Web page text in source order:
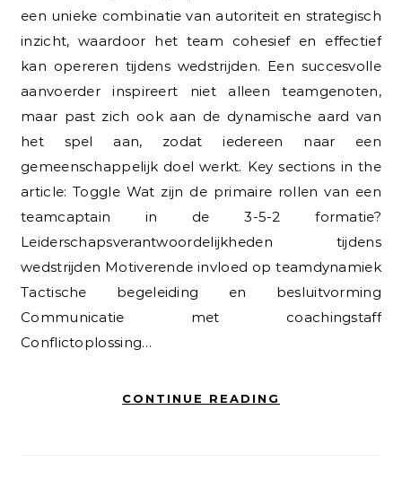
een unieke combinatie van autoriteit en strategisch
inzicht, waardoor het team cohesief en effectief
kan opereren tijdens wedstrijden. Een succesvolle
aanvoerder inspireert niet alleen teamgenoten,
maar past zich ook aan de dynamische aard van
het spel aan, zodat iedereen naar een
gemeenschappelijk doel werkt. Key sections in the
article: Toggle Wat zijn de primaire rollen van een
teamcaptain in de 3-5-2 formatie?
Leiderschapsverantwoordelijkheden tijdens
wedstrijden Motiverende invloed op teamdynamiek
Tactische begeleiding en besluitvorming
Communicatie met coachingstaff
Conflictoplossing…
CONTINUE READING